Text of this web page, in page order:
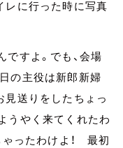
レに行った時に写真
すよ。でも、会場
の主役は新郎新婦
見送りをしたちょっ
うやく来てくれたわ
ゃったわけよ！ 最初